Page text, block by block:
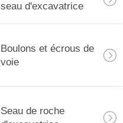
seau d'excavatrice
Boulons et écrous de
voie
Seau de roche